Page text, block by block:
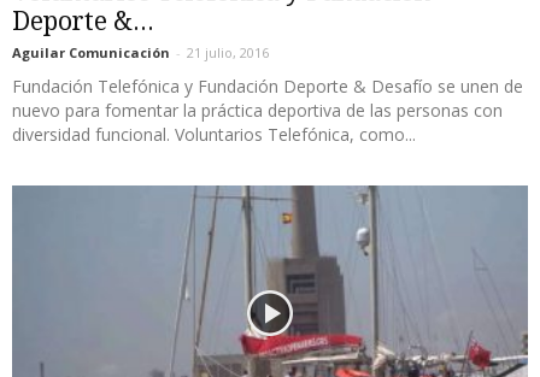
Deporte &...
Aguilar Comunicación - 21 julio, 2016
Fundación Telefónica y Fundación Deporte & Desafío se unen de
nuevo para fomentar la práctica deportiva de las personas con
diversidad funcional. Voluntarios Telefónica, como...